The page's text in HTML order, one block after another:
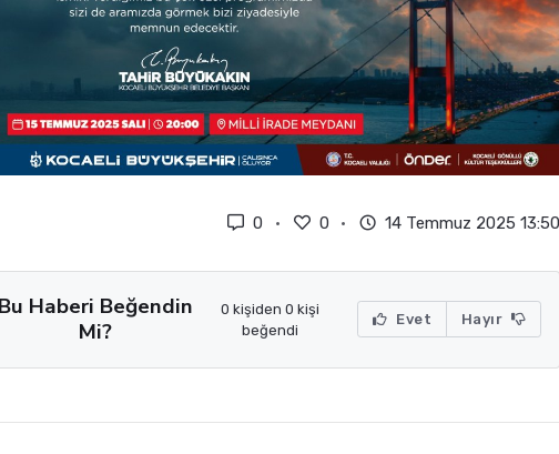
0 0 14 Temmuz 2025 13:50
Bu Haberi Beğendin
Mi?
0 kişiden 0 kişi
beğendi
Evet Hayır